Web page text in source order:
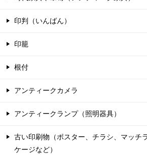
印判（いんばん）
印籠
根付
アンティークカメラ
アンティークランプ（照明器具）
古い印刷物（ポスター、チラシ、マッチ
ケージなど）